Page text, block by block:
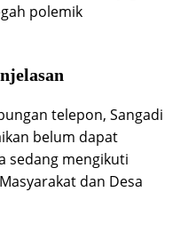
polemik
telepon, Sangadi
belum dapat
sedang mengikuti
dan Desa